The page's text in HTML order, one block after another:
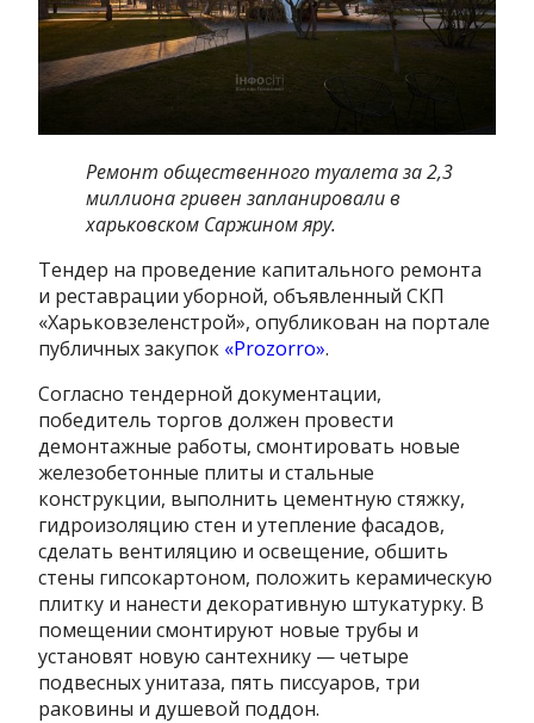
Ремонт общественного туалета за 2,3
миллиона гривен запланировали в
харьковском Саржином яру.
Тендер на проведение капитального ремонта
и реставрации уборной, объявленный СКП
«Харьковзеленстрой», опубликован на портале
публичных закупок «Prozorro».
Согласно тендерной документации,
победитель торгов должен провести
демонтажные работы, смонтировать новые
железобетонные плиты и стальные
конструкции, выполнить цементную стяжку,
гидроизоляцию стен и утепление фасадов,
сделать вентиляцию и освещение, обшить
стены гипсокартоном, положить керамическую
плитку и нанести декоративную штукатурку. В
помещении смонтируют новые трубы и
установят новую сантехнику — четыре
подвесных унитаза, пять писсуаров, три
раковины и душевой поддон.